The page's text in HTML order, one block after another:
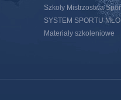
Szkoły Mistrzostwa
SYSTEM SPORTU
Materiały szkoleniowe